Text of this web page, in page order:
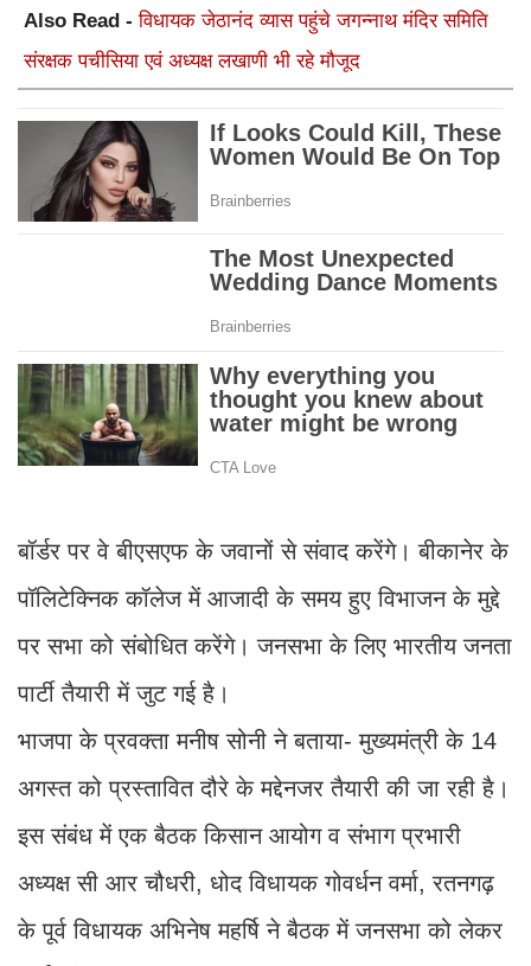
Also Read -विधायक जेठानंद व्यास पहुंचे जगन्नाथ मंदिर समिति
संरक्षक पचीसिया एवं अध्यक्ष लखाणी भी रहे मौजूद
बॉर्डर पर वे बीएसएफ के जवानों से संवाद करेंगे। बीकानेर के
पॉलिटेक्निक कॉलेज में आजादी के समय हुए विभाजन के मुद्दे
पर सभा को संबोधित करेंगे। जनसभा के लिए भारतीय जनता
पार्टी तैयारी में जुट गई है।
भाजपा के प्रवक्ता मनीष सोनी ने बताया- मुख्यमंत्री के 14
अगस्त को प्रस्तावित दौरे के मद्देनजर तैयारी की जा रही है।
इस संबंध में एक बैठक किसान आयोग व संभाग प्रभारी
अध्यक्ष सी आर चौधरी, धोद विधायक गोवर्धन वर्मा, रतनगढ़
के पूर्व विधायक अभिनेष महर्षि ने बैठक में जनसभा को लेकर